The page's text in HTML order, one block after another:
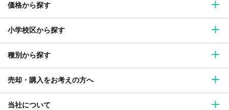
価格から探す
小学校区から探す
種別から探す
売却・購入をお考えの方へ
当社について